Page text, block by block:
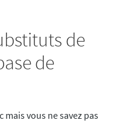
de
de
vous ne savez pas